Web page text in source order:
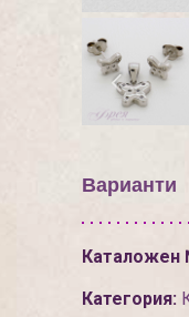
Варианти
Каталожен
Категория: